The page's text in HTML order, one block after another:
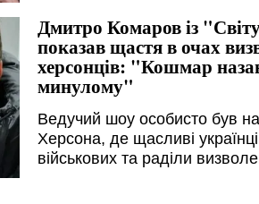
Дмитро Комаров із
показав щастя в очах
херсонців: "Кошмар
минулому"
Ведучий шоу особисто був
Херсона, де щасливі українці
військових та раділи